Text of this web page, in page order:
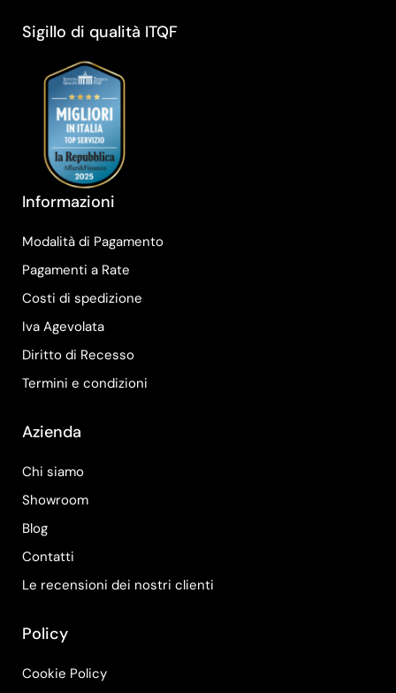
Sigillo di qualità ITQF
Informazioni
Modalità di Pagamento
Pagamenti a Rate
Costi di spedizione
Iva Agevolata
Diritto di Recesso
Termini e condizioni
Azienda
Chi siamo
Showroom
Blog
Contatti
Le recensioni dei nostri clienti
Policy
Cookie Policy